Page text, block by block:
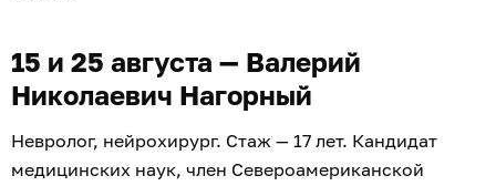
15 и 25 августа — Валерий
Николаевич Нагорный
Невролог, нейрохирург. Стаж — 17 лет. Кандидат
медицинских наук, член Североамериканской